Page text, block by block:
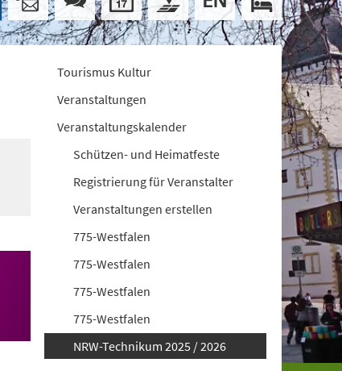
Tourismus Kultur
Veranstaltungen
Veranstaltungskalender
Schützen- und Heimatfeste
Registrierung für Veranstalter
Veranstaltungen erstellen
775-Westfalen
775-Westfalen
775-Westfalen
775-Westfalen
NRW-Technikum 2025 / 2026